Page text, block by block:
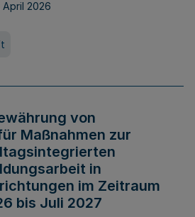
April 2026
von
Maßnahmen zur
in
im Zeitraum
bis Juli 2027